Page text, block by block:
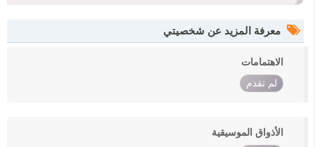
معرفة المزيد عن شخصيتي
الاهتمامات
لم تقدم
الأذواق الموسيقية